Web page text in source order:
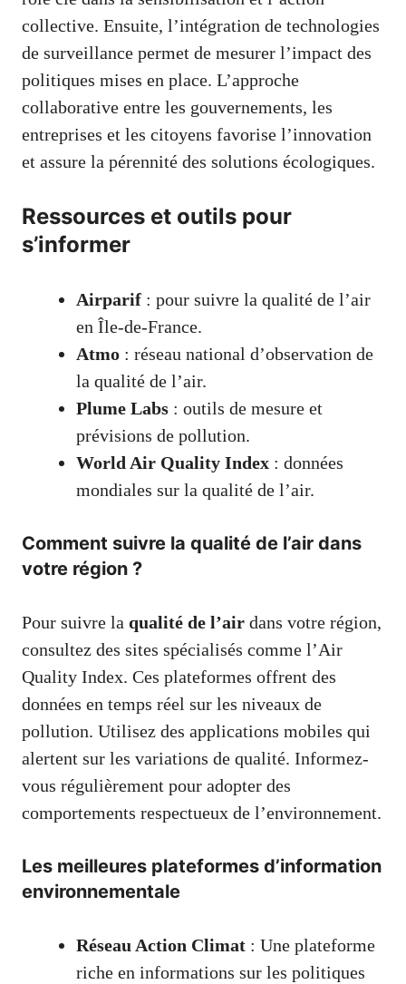
collective. Ensuite, l’intégration de technologies
de surveillance permet de mesurer l’impact des
politiques mises en place. L’approche
collaborative entre les gouvernements, les
entreprises et les citoyens favorise l’innovation
et assure la pérennité des solutions écologiques.
Ressources et outils pour
s’informer
Airparif : pour suivre la qualité de l’air
en Île-de-France.
Atmo : réseau national d’observation de
la qualité de l’air.
Plume Labs : outils de mesure et
prévisions de pollution.
World Air Quality Index : données
mondiales sur la qualité de l’air.
Comment suivre la qualité de l’air dans
votre région ?
Pour suivre la qualité de l’air dans votre région,
consultez des sites spécialisés comme l’Air
Quality Index. Ces plateformes offrent des
données en temps réel sur les niveaux de
pollution. Utilisez des applications mobiles qui
alertent sur les variations de qualité. Informez-
vous régulièrement pour adopter des
comportements respectueux de l’environnement.
Les meilleures plateformes d’information
environnementale
Réseau Action Climat : Une plateforme
riche en informations sur les politiques